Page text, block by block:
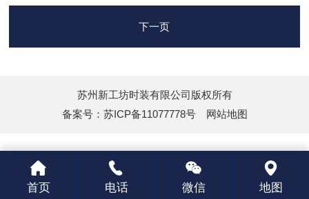
下一页
苏州新工坊时装有限公司版权所有
备案号： 苏ICP备11077778号 网站地图
首页 电话 微信 地图